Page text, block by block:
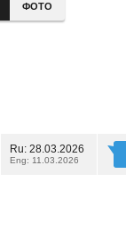
ФОТО
Ru: 28.03.2026
Eng: 11.03.2026